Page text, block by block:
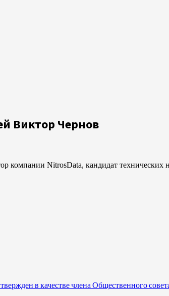
Виктор Чернов
NitrosData, кандидат
в качестве члена Общественного